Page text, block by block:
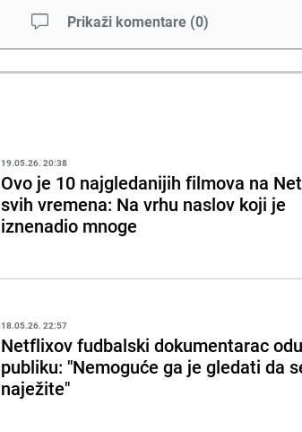
Prikaži komentare (0)
19.05.26. 20:38
Ovo je 10 najgledanijih filmova na
svih vremena: Na vrhu naslov koji je
iznenadio mnoge
18.05.26. 22:57
Netflixov fudbalski dokumentarac
publiku: "Nemoguće ga je gledati da
naježite"